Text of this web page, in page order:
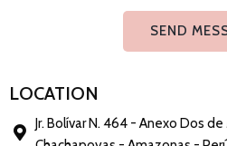
SEND
LOCATION
Jr. Bolívar N. 464 - Anexo Dos